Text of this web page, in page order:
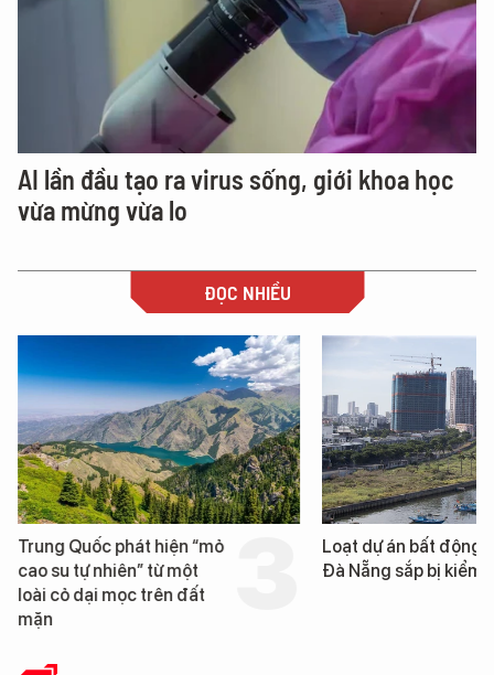
AI lần đầu tạo ra virus sống, giới khoa học
vừa mừng vừa lo
ĐỌC NHIỀU
Trung Quốc phát hiện “mỏ
cao su tự nhiên” từ một
loài cỏ dại mọc trên đất
mặn
Loạt dự án bất động
Đà Nẵng sắp bị kiểm